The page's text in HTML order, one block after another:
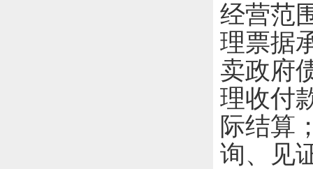
经营范
理票据
卖政府
理收付
际结算
询、见